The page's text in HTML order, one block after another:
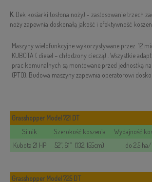
K. Dek kosiarki (osłona noży) - zastosowanie trzech
noży zapewnia doskonałą jakość i efektywność
Maszyny wielofunkcyjne wykorzystywane przez 12
KUBOTA ( diesel – chłodzony cieczą) . Wszystkie
prac komunalnych są montowane przed jednostką
(PTO). Budowa maszyny zapewnia operatorowi
Grasshopper Model 721 DT
Silnik
Szerokość koszenia Wydajność
Kubota 21 HP
52”, 61” (132, 155cm) do 2,5
Grasshopper Model 725 DT